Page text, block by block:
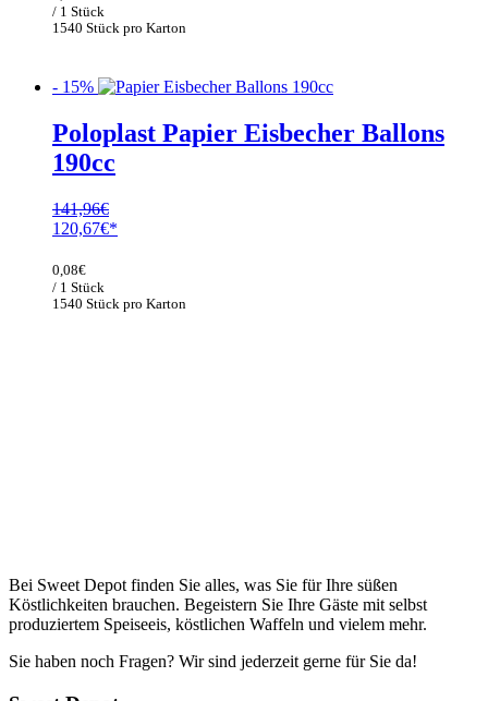
141,96€
1540 Stück pro Karton
/ 1 Stück
- 15%
Poloplast Papier Eisbecher Ballons
190cc
141,96€
Ursprünglicher
war:
141,96€
120,67€
1540 Stück pro Karton
0,08€
/ 1 Stück
Bei Sweet Depot finden Sie alles, was Sie für Ihre süßen
Köstlichkeiten brauchen. Begeistern Sie Ihre Gäste mit selbst
produziertem Speiseeis, köstlichen Waffeln und vielem mehr.
Sie haben noch Fragen? Wir sind jederzeit gerne für Sie da!